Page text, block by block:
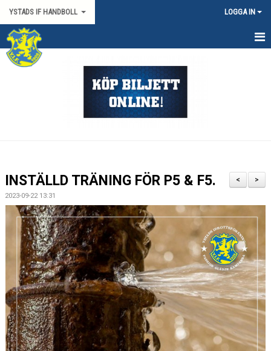
YSTADS IF HANDBOLL LOGGA IN
HEM
MATCHER
HYRA HIMMAPLAN
ÖVRIGT
YIF:S NOSTALGOTEK
MEDLEMSKAP
>
<
INSTÄLLD TRÄNING FÖR P5 & F5.
2023-09-22 13:31